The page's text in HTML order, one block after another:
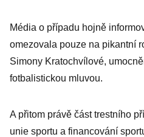
Média o případu hojně
omezovala pouze na pikantní
Simony Kratochvílové,
fotbalistickou mluvou.
A přitom právě část trestního
unie sportu a financování